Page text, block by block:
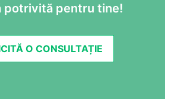
potrivită pentru tine!
O CONSULTAȚIE